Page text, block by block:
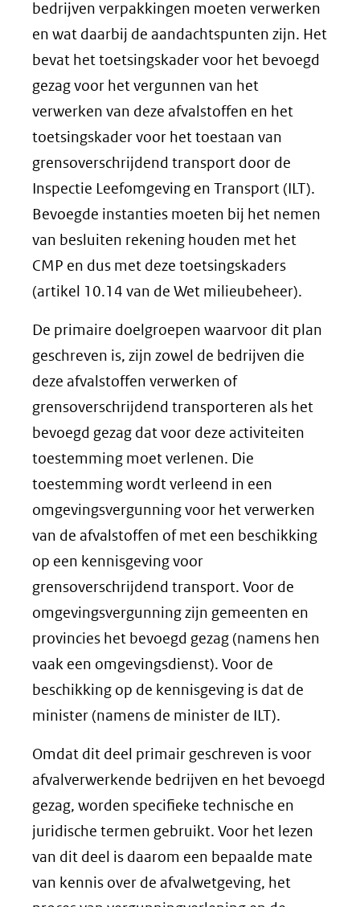
bedrijven verpakkingen moeten verwerken
en wat daarbij de aandachtspunten zijn. Het
bevat het toetsingskader voor het bevoegd
gezag voor het vergunnen van het
verwerken van deze afvalstoffen en het
toetsingskader voor het toestaan van
grensoverschrijdend transport door de
Inspectie Leefomgeving en Transport (ILT).
Bevoegde instanties moeten bij het nemen
van besluiten rekening houden met het
CMP en dus met deze toetsingskaders
(artikel 10.14 van de Wet milieubeheer).
De primaire doelgroepen waarvoor dit plan
geschreven is, zijn zowel de bedrijven die
deze afvalstoffen verwerken of
grensoverschrijdend transporteren als het
bevoegd gezag dat voor deze activiteiten
toestemming moet verlenen. Die
toestemming wordt verleend in een
omgevingsvergunning voor het verwerken
van de afvalstoffen of met een beschikking
op een kennisgeving voor
grensoverschrijdend transport. Voor de
omgevingsvergunning zijn gemeenten en
provincies het bevoegd gezag (namens hen
vaak een omgevingsdienst). Voor de
beschikking op de kennisgeving is dat de
minister (namens de minister de ILT).
Omdat dit deel primair geschreven is voor
afvalverwerkende bedrijven en het bevoegd
gezag, worden specifieke technische en
juridische termen gebruikt. Voor het lezen
van dit deel is daarom een bepaalde mate
van kennis over de afvalwetgeving, het